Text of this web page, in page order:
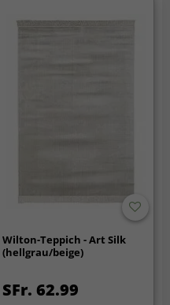
Wilton-Teppich - Art Silk
(hellgrau/beige)
SFr. 62.99